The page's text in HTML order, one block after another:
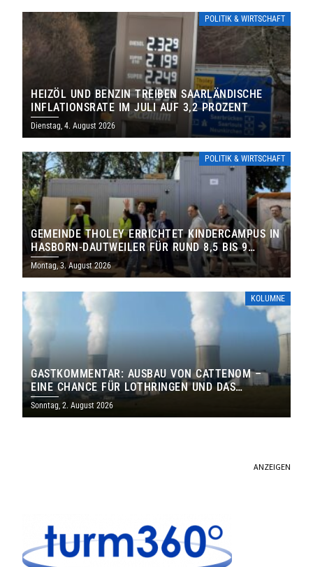
POLITIK & WIRTSCHAFT
HEIZÖL UND BENZIN TREIBEN SAARLÄNDISCHE
INFLATIONSRATE IM JULI AUF 3,2 PROZENT
Dienstag, 4. August 2026
POLITIK & WIRTSCHAFT
GEMEINDE THOLEY ERRICHTET KINDERCAMPUS IN
HASBORN-DAUTWEILER FÜR RUND 8,5 BIS 9
MILLIONEN EURO
Montag, 3. August 2026
KOLUMNE
GASTKOMMENTAR: AUSBAU VON CATTENOM –
EINE CHANCE FÜR LOTHRINGEN UND DAS
SAARLAND
Sonntag, 2. August 2026
ANZEIGEN